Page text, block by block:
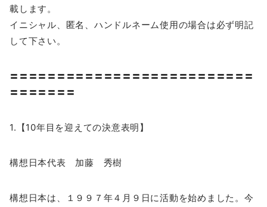
載します。
イニシャル、匿名、ハンドルネーム使用の場合は必ず明記
して下さい。
〓〓〓〓〓〓〓〓〓〓〓〓〓〓〓〓〓〓〓〓〓〓〓〓〓〓
〓〓〓〓〓〓〓
1.【10年目を迎えての決意表明】
構想日本代表 加藤 秀樹
構想日本は、１９９７年４月９日に活動を始めました。今